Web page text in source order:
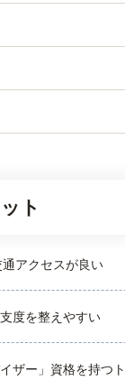
ト
アクセスが良い
度を整えやすい
ザー」資格を持つ